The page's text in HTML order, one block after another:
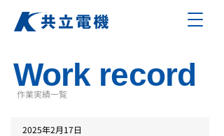
作業実績一覧
Work record
2025年2月17日